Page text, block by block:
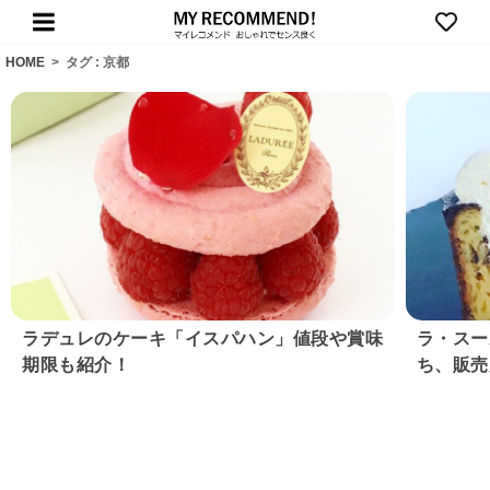
HOME > タグ : 京都
ラデュレのケーキ「イスパハン」値段や賞味
期限も紹介！
ラ・ス
ち、販